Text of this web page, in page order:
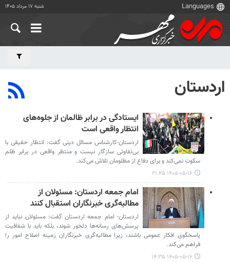
شنبه ۱۷ مرداد ۱۴۰۵
اردستان
ایستادگی در برابر ظالمان از جلوه‌های
انتظار واقعی است
اردستان-کارشناس مسائل دینی گفت: انتظار حقیقی با
بی‌تفاوتی سازگار نیست و منتظر واقعی در برابر ظلم
سکوت نمی‌کند و برای دفاع از مظلومان تلاش می‌کند.
۱۴۰۵-۰۵-۱۶ ۲۱:۴۵
امام جمعه اردستان: مسئولان از
مطالبه‌گری خبرنگاران استقبال کنند
اردستان- امام جمعه اردستان گفت: مسئولان نباید از
پرسش‌های رسانه‌ها دلخور شوند، بلکه باید با شفافیت
پاسخگوی افکار عمومی باشند، زیرا مطالبه‌گری خبرنگاران زمینه اصلاح امور را
فراهم می‌کند.
۱۴۰۵-۰۵-۱۶ ۱۴:۳۵